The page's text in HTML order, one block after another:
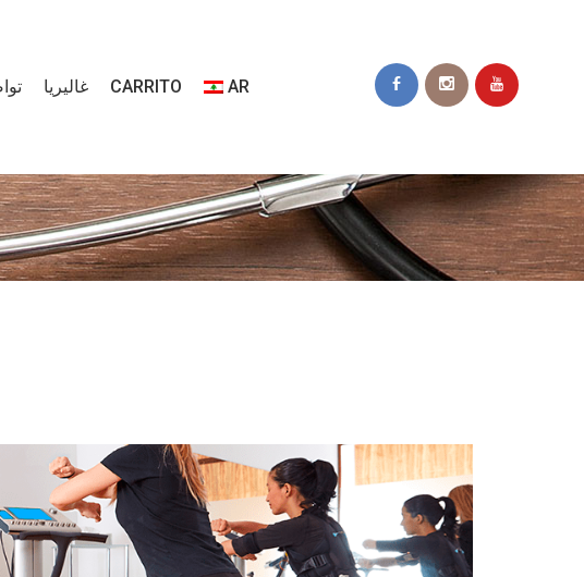
غاليريا CARRITO AR